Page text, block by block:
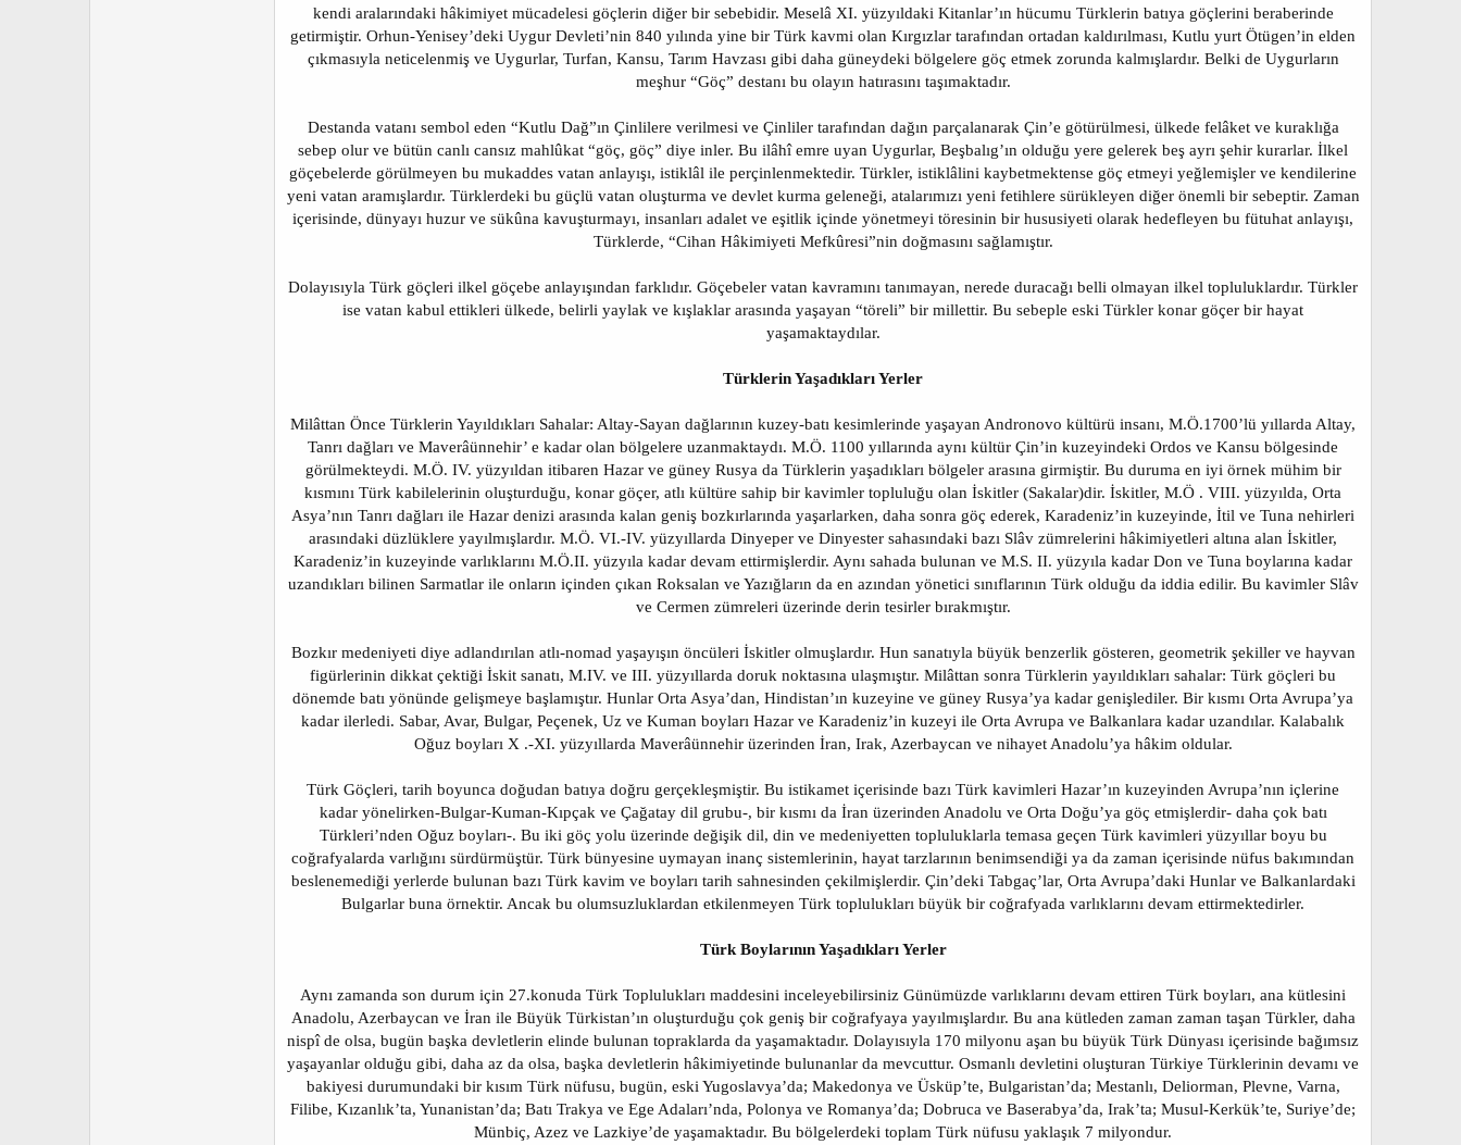
kendi aralarındaki hâkimiyet mücadelesi göçlerin diğer bir sebebidir. Meselâ XI. yüzyıldaki Kitanlar’ın hücumu Türklerin batıya göçlerini beraberinde
getirmiştir. Orhun-Yenisey’deki Uygur Devleti’nin 840 yılında yine bir Türk kavmi olan Kırgızlar tarafından ortadan kaldırılması, Kutlu yurt Ötügen’in elden
çıkmasıyla neticelenmiş ve Uygurlar, Turfan, Kansu, Tarım Havzası gibi daha güneydeki bölgelere göç etmek zorunda kalmışlardır. Belki de Uygurların
meşhur “Göç” destanı bu olayın hatırasını taşımaktadır.
Destanda vatanı sembol eden “Kutlu Dağ”ın Çinlilere verilmesi ve Çinliler tarafından dağın parçalanarak Çin’e götürülmesi, ülkede felâket ve kuraklığa
sebep olur ve bütün canlı cansız mahlûkat “göç, göç” diye inler. Bu ilâhî emre uyan Uygurlar, Beşbalıg’ın olduğu yere gelerek beş ayrı şehir kurarlar. İlkel
göçebelerde görülmeyen bu mukaddes vatan anlayışı, istiklâl ile perçinlenmektedir. Türkler, istiklâlini kaybetmektense göç etmeyi yeğlemişler ve kendilerine
yeni vatan aramışlardır. Türklerdeki bu güçlü vatan oluşturma ve devlet kurma geleneği, atalarımızı yeni fetihlere sürükleyen diğer önemli bir sebeptir. Zaman
içerisinde, dünyayı huzur ve sükûna kavuşturmayı, insanları adalet ve eşitlik içinde yönetmeyi töresinin bir hususiyeti olarak hedefleyen bu fütuhat anlayışı,
Türklerde, “Cihan Hâkimiyeti Mefkûresi”nin doğmasını sağlamıştır.
Dolayısıyla Türk göçleri ilkel göçebe anlayışından farklıdır. Göçebeler vatan kavramını tanımayan, nerede duracağı belli olmayan ilkel topluluklardır. Türkler
ise vatan kabul ettikleri ülkede, belirli yaylak ve kışlaklar arasında yaşayan “töreli” bir millettir. Bu sebeple eski Türkler konar göçer bir hayat
yaşamaktaydılar.
Türklerin Yaşadıkları Yerler
Milâttan Önce Türklerin Yayıldıkları Sahalar: Altay-Sayan dağlarının kuzey-batı kesimlerinde yaşayan Andronovo kültürü insanı, M.Ö.1700’lü yıllarda Altay,
Tanrı dağları ve Maverâünnehir’ e kadar olan bölgelere uzanmaktaydı. M.Ö. 1100 yıllarında aynı kültür Çin’in kuzeyindeki Ordos ve Kansu bölgesinde
görülmekteydi. M.Ö. IV. yüzyıldan itibaren Hazar ve güney Rusya da Türklerin yaşadıkları bölgeler arasına girmiştir. Bu duruma en iyi örnek mühim bir
kısmını Türk kabilelerinin oluşturduğu, konar göçer, atlı kültüre sahip bir kavimler topluluğu olan İskitler (Sakalar)dir. İskitler, M.Ö . VIII. yüzyılda, Orta
Asya’nın Tanrı dağları ile Hazar denizi arasında kalan geniş bozkırlarında yaşarlarken, daha sonra göç ederek, Karadeniz’in kuzeyinde, İtil ve Tuna nehirleri
arasındaki düzlüklere yayılmışlardır. M.Ö. VI.-IV. yüzyıllarda Dinyeper ve Dinyester sahasındaki bazı Slâv zümrelerini hâkimiyetleri altına alan İskitler,
Karadeniz’in kuzeyinde varlıklarını M.Ö.II. yüzyıla kadar devam ettirmişlerdir. Aynı sahada bulunan ve M.S. II. yüzyıla kadar Don ve Tuna boylarına kadar
uzandıkları bilinen Sarmatlar ile onların içinden çıkan Roksalan ve Yazığların da en azından yönetici sınıflarının Türk olduğu da iddia edilir. Bu kavimler Slâv
ve Cermen zümreleri üzerinde derin tesirler bırakmıştır.
Bozkır medeniyeti diye adlandırılan atlı-nomad yaşayışın öncüleri İskitler olmuşlardır. Hun sanatıyla büyük benzerlik gösteren, geometrik şekiller ve hayvan
figürlerinin dikkat çektiği İskit sanatı, M.IV. ve III. yüzyıllarda doruk noktasına ulaşmıştır. Milâttan sonra Türklerin yayıldıkları sahalar: Türk göçleri bu
dönemde batı yönünde gelişmeye başlamıştır. Hunlar Orta Asya’dan, Hindistan’ın kuzeyine ve güney Rusya’ya kadar genişlediler. Bir kısmı Orta Avrupa’ya
kadar ilerledi. Sabar, Avar, Bulgar, Peçenek, Uz ve Kuman boyları Hazar ve Karadeniz’in kuzeyi ile Orta Avrupa ve Balkanlara kadar uzandılar. Kalabalık
Oğuz boyları X .-XI. yüzyıllarda Maverâünnehir üzerinden İran, Irak, Azerbaycan ve nihayet Anadolu’ya hâkim oldular.
Türk Göçleri, tarih boyunca doğudan batıya doğru gerçekleşmiştir. Bu istikamet içerisinde bazı Türk kavimleri Hazar’ın kuzeyinden Avrupa’nın içlerine
kadar yönelirken-Bulgar-Kuman-Kıpçak ve Çağatay dil grubu-, bir kısmı da İran üzerinden Anadolu ve Orta Doğu’ya göç etmişlerdir- daha çok batı
Türkleri’nden Oğuz boyları-. Bu iki göç yolu üzerinde değişik dil, din ve medeniyetten topluluklarla temasa geçen Türk kavimleri yüzyıllar boyu bu
coğrafyalarda varlığını sürdürmüştür. Türk bünyesine uymayan inanç sistemlerinin, hayat tarzlarının benimsendiği ya da zaman içerisinde nüfus bakımından
beslenemediği yerlerde bulunan bazı Türk kavim ve boyları tarih sahnesinden çekilmişlerdir. Çin’deki Tabgaç’lar, Orta Avrupa’daki Hunlar ve Balkanlardaki
Bulgarlar buna örnektir. Ancak bu olumsuzluklardan etkilenmeyen Türk toplulukları büyük bir coğrafyada varlıklarını devam ettirmektedirler.
Türk Boylarının Yaşadıkları Yerler
Aynı zamanda son durum için 27.konuda Türk Toplulukları maddesini inceleyebilirsiniz Günümüzde varlıklarını devam ettiren Türk boyları, ana kütlesini
Anadolu, Azerbaycan ve İran ile Büyük Türkistan’ın oluşturduğu çok geniş bir coğrafyaya yayılmışlardır. Bu ana kütleden zaman zaman taşan Türkler, daha
nispî de olsa, bugün başka devletlerin elinde bulunan topraklarda da yaşamaktadır. Dolayısıyla 170 milyonu aşan bu büyük Türk Dünyası içerisinde bağımsız
yaşayanlar olduğu gibi, daha az da olsa, başka devletlerin hâkimiyetinde bulunanlar da mevcuttur. Osmanlı devletini oluşturan Türkiye Türklerinin devamı ve
bakiyesi durumundaki bir kısım Türk nüfusu, bugün, eski Yugoslavya’da; Makedonya ve Üsküp’te, Bulgaristan’da; Mestanlı, Deliorman, Plevne, Varna,
Filibe, Kızanlık’ta, Yunanistan’da; Batı Trakya ve Ege Adaları’nda, Polonya ve Romanya’da; Dobruca ve Baserabya’da, Irak’ta; Musul-Kerkük’te, Suriye’de;
Münbiç, Azez ve Lazkiye’de yaşamaktadır. Bu bölgelerdeki toplam Türk nüfusu yaklaşık 7 milyondur.